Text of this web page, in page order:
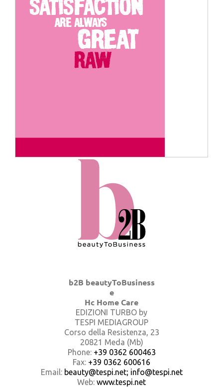
b2B beautyToBusiness
e
Hc Home Care
EDIZIONI TURBO by
TESPI MEDIAGROUP
Corso della Resistenza, 23
20821 Meda (Mb)
Phone: +39 0362 600463
Fax: +39 0362 600616
Email: beauty@tespi.net; info@tespi.net
Web: www.tespi.net